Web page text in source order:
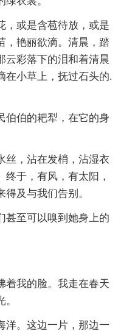
，或是含苞待放，或是
，艳丽欲滴。清晨，踏
彩落下的泪和着清晨
在小草上，抚过石头的.
伯伯的耙犁，在它的身
丝，沾在发梢，沾湿衣
于，有风，有太阳，
及与我们告别。
甚至可以嗅到她身上的
着我的脸。我走在春天
洋。这边一片，那边一